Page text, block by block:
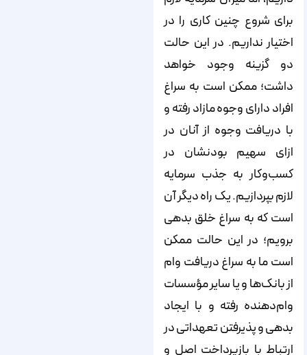
برای شروع چنین کاری را در
اختیار نداریم. در این حالت
دو گزینه وجود خواهد
داشت؛ ممکن است به سراغ
افراد دارای وجوه مازاد رفته و
با دریافت وجوه از آنان در
ازای سهیم بودنشان در
کسب‌‌‌‌‌‌‌‌‌‌‌‌‌‌‌‌‌‌‌‌‌‌‌‌‌‌‌‌‌‌‌‌‌‌‌‌‌‌‌‌‌‌‌‌‌‌‌‌‌‌‌‌‌‌‌‌‌‌‌‌‌‌‌‌‌‌‌‌‌‌‌‌‌‌‌‌‌وکار به جذب سرمایه
لازم بپردازیم. یک راه دیگر آن
است که به سراغ خلق بدهی
برویم؛ در این حالت ممکن
است ما به سراغ دریافت وام
از بانک‌‌‌‌‌‌‌‌‌‌‌‌‌‌‌‌‌‌‌‌‌‌‌‌‌‌‌‌‌‌‌‌‌‌‌‌‌‌‌‌‌‌‌‌‌‌‌‌‌‌‌‌‌‌‌‌‌‌‌‌‌‌‌‌‌‌‌‌‌‌‌‌‌‌‌‌‌ها و یا سایر مؤسسات
وام‌دهنده رفته و با ایجاد
بدهی و پذیرفتن تعهداتی در
ارتباط با بازپرداخت اصل و